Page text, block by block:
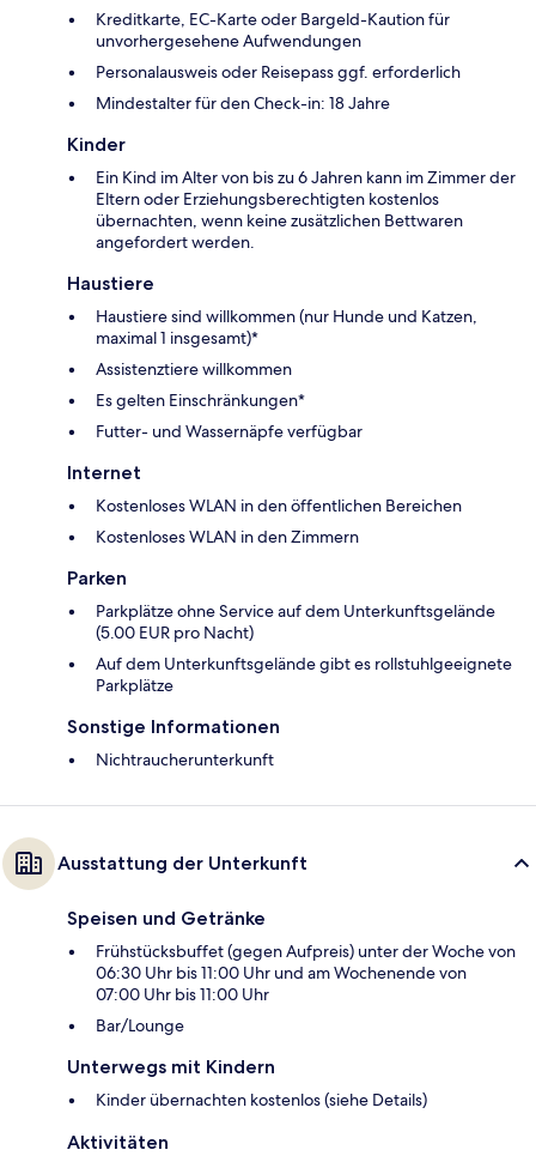
Kreditkarte, EC-Karte oder Bargeld-Kaution für
unvorhergesehene Aufwendungen
Personalausweis oder Reisepass ggf. erforderlich
Mindestalter für den Check-in: 18 Jahre
Kinder
Ein Kind im Alter von bis zu 6 Jahren kann im Zimmer der
Eltern oder Erziehungsberechtigten kostenlos
übernachten, wenn keine zusätzlichen Bettwaren
angefordert werden.
Haustiere
Haustiere sind willkommen (nur Hunde und Katzen,
maximal 1 insgesamt)*
Assistenztiere willkommen
Es gelten Einschränkungen*
Futter- und Wassernäpfe verfügbar
Internet
Kostenloses WLAN in den öffentlichen Bereichen
Kostenloses WLAN in den Zimmern
Parken
Parkplätze ohne Service auf dem Unterkunftsgelände
(5.00 EUR pro Nacht)
Auf dem Unterkunftsgelände gibt es rollstuhlgeeignete
Parkplätze
Sonstige Informationen
Nichtraucherunterkunft
Ausstattung der Unterkunft
Speisen und Getränke
Frühstücksbuffet (gegen Aufpreis) unter der Woche von
06:30 Uhr bis 11:00 Uhr und am Wochenende von
07:00 Uhr bis 11:00 Uhr
Bar/Lounge
Unterwegs mit Kindern
Kinder übernachten kostenlos (siehe Details)
Aktivitäten